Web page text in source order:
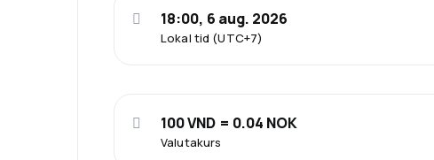
Lokal tid (UTC+7)
18:00, 6 aug. 2026
Valutakurs
100 VND = 0.04 NOK